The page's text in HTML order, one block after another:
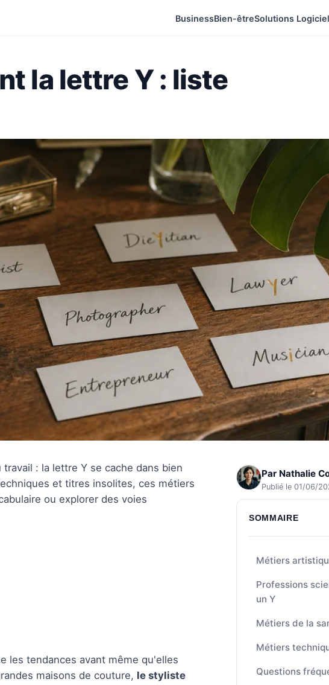
BusinessBien-êtreSolutions
la lettre Y : liste
Par Nathalie
Publié le 01/06/
SOMMAIRE
Métiers
Professions
un Y
Métiers de la
Métiers
Questions
: la lettre Y se cache dans bien
et titres insolites, ces métiers
ou explorer des voies
les tendances avant même qu'elles
maisons de couture, le styliste